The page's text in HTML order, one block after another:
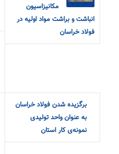
مکانیزاسیون
انباشت و براشت مواد اولیه در
فولاد خراسان
برگزیده شدن فولاد خراسان
به عنوان واحد تولیدی
نمونه‌ی کار استان